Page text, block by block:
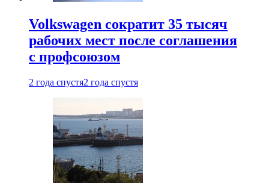
Volkswagen сократит 35 тысяч
рабочих мест после соглашения
с профсоюзом
2 года спустя2 года спустя